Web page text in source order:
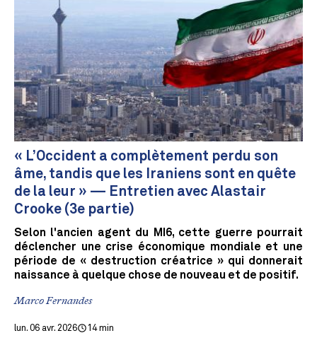
« L’Occident a complètement perdu son
âme, tandis que les Iraniens sont en quête
de la leur » — Entretien avec Alastair
Crooke (3e partie)
Selon l'ancien agent du MI6, cette guerre pourrait
déclencher une crise économique mondiale et une
période de « destruction créatrice » qui donnerait
naissance à quelque chose de nouveau et de positif.
Marco Fernandes
lun. 06 avr. 2026 14 min